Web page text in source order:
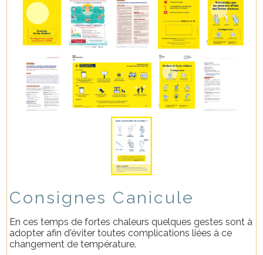
Consignes Canicule
En ces temps de fortes chaleurs quelques gestes sont à
adopter afin d'éviter toutes complications liées à ce
changement de température.